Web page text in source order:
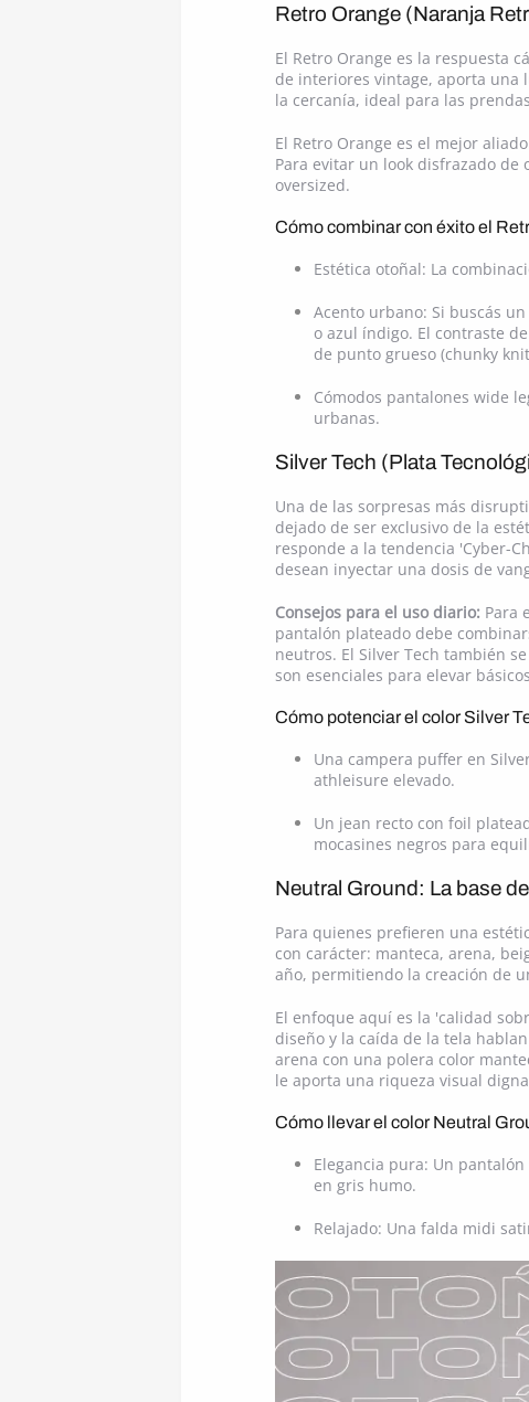
Retro Orange (Naranja
El Retro Orange es la respuesta
de interiores vintage, aporta una
la cercanía, ideal para las
El Retro Orange es el mejor
Para evitar un look disfrazado de
oversized.
Cómo combinar con éxito el
Estética otoñal: La
Acento urbano: Si buscás
o azul índigo. El contraste
de punto grueso (chunky
Cómodos pantalones wide
urbanas.
Silver Tech (Plata
Una de las sorpresas más
dejado de ser exclusivo de la
responde a la tendencia 'Cyber-
desean inyectar una dosis de
Consejos para el uso diario: Para
pantalón plateado debe
neutros. El Silver Tech también
son esenciales para elevar
Cómo potenciar el color Silver
Una campera puffer en
athleisure elevado.
Un jean recto con foil
mocasines negros para
Neutral Ground: La base
Para quienes prefieren una
con carácter: manteca, arena,
año, permitiendo la creación de
El enfoque aquí es la 'calidad
diseño y la caída de la tela
arena con una polera color
le aporta una riqueza visual
Cómo llevar el color Neutral
Elegancia pura: Un
en gris humo.
Relajado: Una falda midi